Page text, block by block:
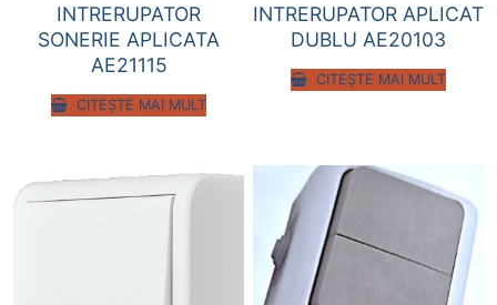
INTRERUPATOR
SONERIE APLICATA
AE21115
CITEȘTE MAI MULT
INTRERUPATOR APLICAT
DUBLU AE20103
CITEȘTE MAI MULT